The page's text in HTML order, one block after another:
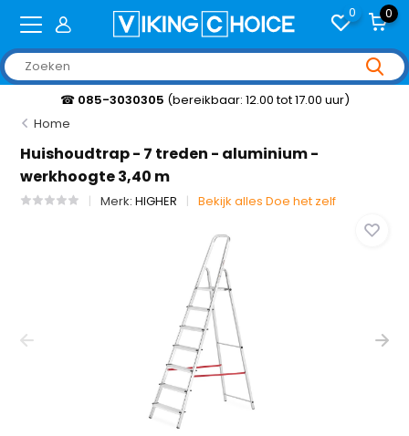
0 0
☎ 085-3030305 (bereikbaar: 12.00 tot 17.00 uur)
Home
Huishoudtrap - 7 treden - aluminium -
werkhoogte 3,40 m
Merk:HIGHER Bekijk alles Doe het zelf